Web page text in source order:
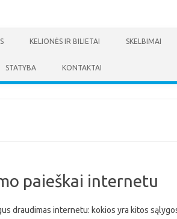
KELIONĖS IR BILIETAI SKELBIMAI
STATYBA KONTAKTAI
paieškai internetu
draudimas internetu: kokios yra kitos